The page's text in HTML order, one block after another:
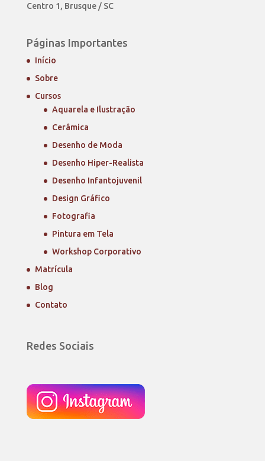
Centro 1, Brusque / SC
Páginas Importantes
Início
Sobre
Cursos
Aquarela e Ilustração
Cerâmica
Desenho de Moda
Desenho Hiper-Realista
Desenho Infantojuvenil
Design Gráfico
Fotografia
Pintura em Tela
Workshop Corporativo
Matrícula
Blog
Contato
Redes Sociais